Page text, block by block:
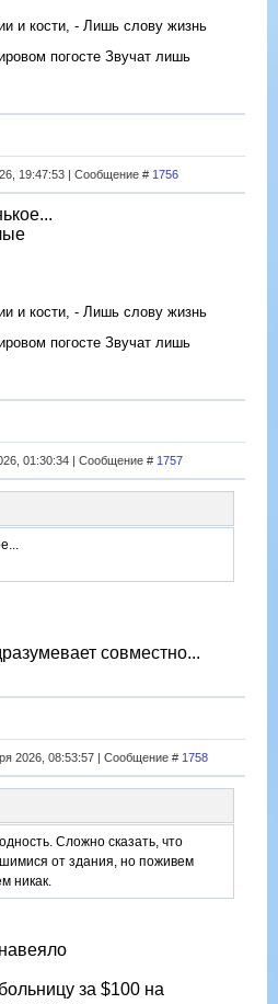
и кости, - Лишь слову жизнь
погосте Звучат лишь
19:47:53 | Сообщение # 1756
и кости, - Лишь слову жизнь
погосте Звучат лишь
01:30:34 | Сообщение # 1757
совместно...
2026, 08:53:57 | Сообщение # 1758
Сложно сказать, что
от здания, но поживем
никак.
за $100 на